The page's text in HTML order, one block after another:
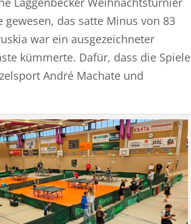
das satte Minus von 83
war ein ausgezeichneter
kümmerte. Dafür, dass die Spiele
André Machate und